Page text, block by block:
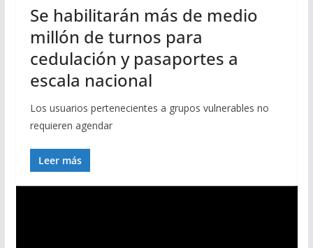
Se habilitarán más de medio
millón de turnos para
cedulación y pasaportes a
escala nacional
Los usuarios pertenecientes a grupos vulnerables no
requieren agendar
Leer más